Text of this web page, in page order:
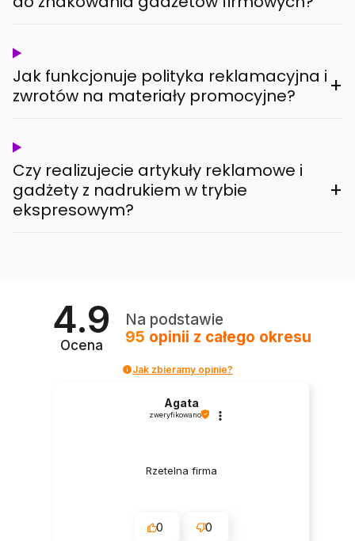
Jak funkcjonuje polityka reklamacyjna i
zwrotów na materiały promocyjne?
+
Czy realizujecie artykuły reklamowe i
gadżety z nadrukiem w trybie
ekspresowym?
+
4.9
Ocena
Na podstawie
95 opinii z całego okresu
Jak zbieramy opinie?
Agata
zweryfikowano
Rzetelna firma
0 0